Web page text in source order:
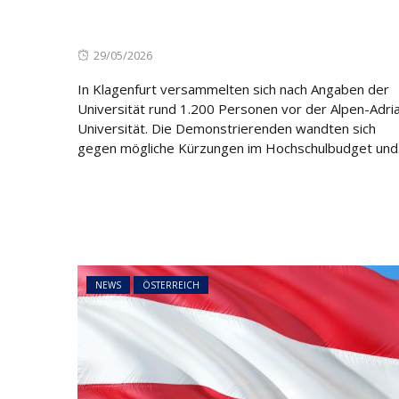
Posted
29/05/2026
In Klagenfurt versammelten sich nach Angaben der
Universität rund 1.200 Personen vor der Alpen-
Universität. Die Demonstrierenden wandten sich
gegen mögliche Kürzungen im Hochschulbudget
NEWS ÖSTERREICH
Rückläufiger
sich fort